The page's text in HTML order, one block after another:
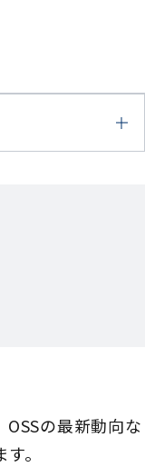
の最新動向な
。